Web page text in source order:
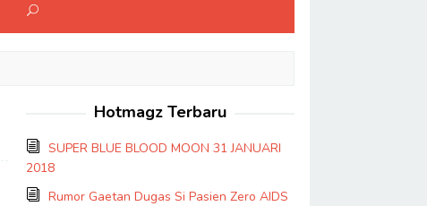
Hotmagz Terbaru
SUPER BLUE BLOOD MOON 31 JANUARI
2018
Rumor Gaetan Dugas Si Pasien Zero AIDS